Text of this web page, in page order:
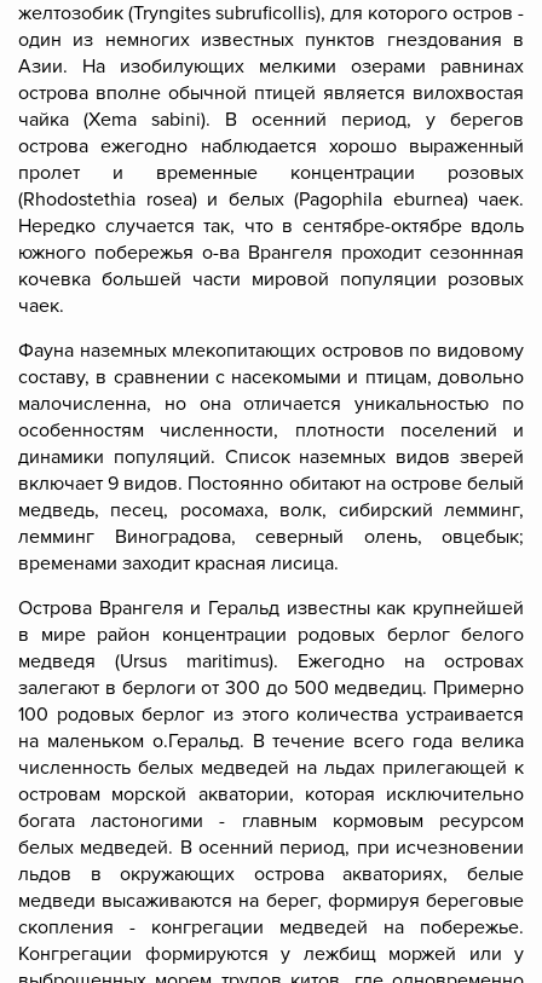
желтозобик (Tryngites subruficollis), для которого остров -
один из немногих известных пунктов гнездования в
Азии. На изобилующих мелкими озерами равнинах
острова вполне обычной птицей является вилохвостая
чайка (Xema sabini). В осенний период, у берегов
острова ежегодно наблюдается хорошо выраженный
пролет и временные концентрации розовых
(Rhodostethia rosea) и белых (Pagophila eburnea) чаек.
Нередко случается так, что в сентябре-октябре вдоль
южного побережья о-ва Врангеля проходит сезоннная
кочевка большей части мировой популяции розовых
чаек.
Фауна наземных млекопитающих островов по видовому
составу, в сравнении с насекомыми и птицам, довольно
малочисленна, но она отличается уникальностью по
особенностям численности, плотности поселений и
динамики популяций. Список наземных видов зверей
включает 9 видов. Постоянно обитают на острове белый
медведь, песец, росомаха, волк, сибирский лемминг,
лемминг Виноградова, северный олень, овцебык;
временами заходит красная лисица.
Острова Врангеля и Геральд известны как крупнейшей
в мире район концентрации родовых берлог белого
медведя (Ursus maritimus). Ежегодно на островах
залегают в берлоги от 300 до 500 медведиц. Примерно
100 родовых берлог из этого количества устраивается
на маленьком о.Геральд. В течение всего года велика
численность белых медведей на льдах прилегающей к
островам морской акватории, которая исключительно
богата ластоногими - главным кормовым ресурсом
белых медведей. В осенний период, при исчезновении
льдов в окружающих острова акваториях, белые
медведи высаживаются на берег, формируя береговые
скопления - конгрегации медведей на побережье.
Конгрегации формируются у лежбищ моржей или у